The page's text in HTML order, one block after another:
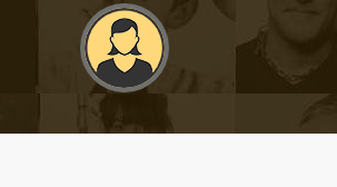
Monsieur D.Z (Bordeaux, élève
en première S)
"Très bon contact, identifie